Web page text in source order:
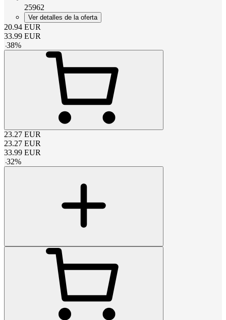
25962
Ver detalles de la oferta
20.94 EUR
33.99 EUR
-38%
23.27 EUR
23.27 EUR
33.99 EUR
-32%